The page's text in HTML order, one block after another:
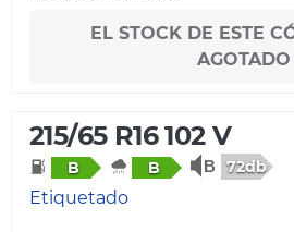
EL STOCK DE ESTE
AGOTADO
215/65 R16 102 V
B B 72db
Etiquetado